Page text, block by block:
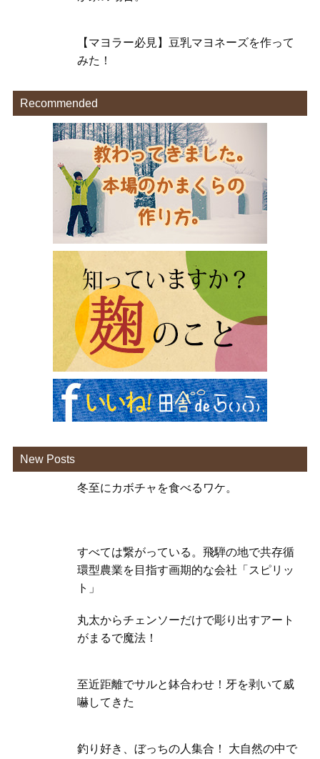
【マヨラー必見】豆乳マヨネーズを作って
みた！
Recommended
New Posts
冬至にカボチャを食べるワケ。
すべては繋がっている。飛騨の地で共存循
環型農業を目指す画期的な会社「スピリッ
ト」
丸太からチェンソーだけで彫り出すアート
がまるで魔法！
至近距離でサルと鉢合わせ！牙を剥いて威
嚇してきた
釣り好き、ぼっちの人集合！ 大自然の中で